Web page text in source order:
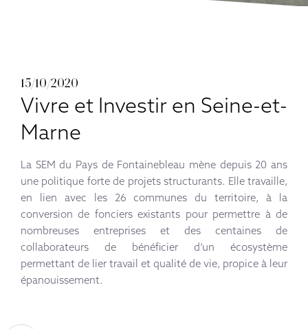
15/10/2020
Vivre et Investir en Seine-et-
Marne
La SEM du Pays de Fontainebleau mène depuis 20 ans
une politique forte de projets structurants. Elle travaille,
en lien avec les 26 communes du territoire, à la
conversion de fonciers existants pour permettre à de
nombreuses entreprises et des centaines de
collaborateurs de bénéficier d’un écosystème
permettant de lier travail et qualité de vie, propice à leur
épanouissement.